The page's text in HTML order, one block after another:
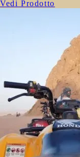
Vedi Prodotto